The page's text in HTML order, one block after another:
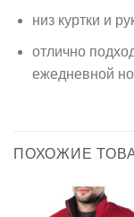
низ куртки и
отлично
ежедневной
ПОХОЖИЕ